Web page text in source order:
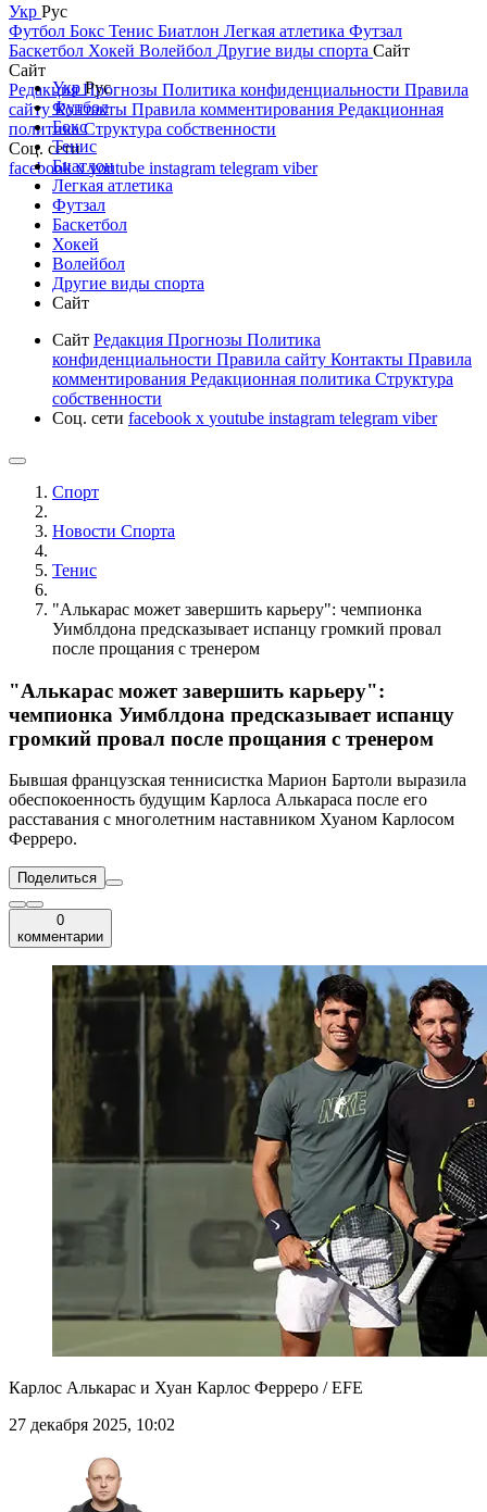
Укр Рус
Футбол Бокс Тенис Биатлон Легкая атлетика Футзал
Баскетбол Хокей Волейбол Другие виды спорта Сайт
Сайт
РедакцияПрогнозы Политика конфиденциальности Правила
сайтуКонтакты Правила комментирования Редакционная
политикаСтруктура собственности
Соц. сети
facebookxyoutube instagram telegram viber
УкрРус
Футбол
Бокс
Тенис
Биатлон
Легкая атлетика
Футзал
Баскетбол
Хокей
Волейбол
Другие виды спорта
Сайт
Сайт Редакция Прогнозы Политика
конфиденциальности Правила сайту Контакты Правила
комментирования Редакционная политика Структура
собственности
Соц. сети facebook x youtube instagram telegram viber
Спорт
Новости Cпорта
Тенис
"Алькарас может завершить карьеру": чемпионка
Уимблдона предсказывает испанцу громкий провал
после прощания с тренером
"Алькарас может завершить карьеру":
чемпионка Уимблдона предсказывает испанцу
громкий провал после прощания с тренером
Бывшая французская теннисистка Марион Бартоли выразила
обеспокоенность будущим Карлоса Алькараса после его
расставания с многолетним наставником Хуаном Карлосом
Ферреро.
Поделиться
0
комментарии
Карлос Алькарас и Хуан Карлос Ферреро / EFE
27 декабря 2025, 10:02